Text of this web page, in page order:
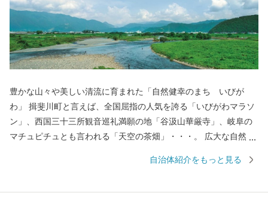
豊かな山々や美しい清流に育まれた「自然健幸のまち いびが
わ」 揖斐川町と言えば、全国屈指の人気を誇る「いびがわマラソ
ン」、西国三十三所観音巡礼満願の地「谷汲山華厳寺」、岐阜の
マチュピチュとも言われる「天空の茶畑」・・・。 広大な自然に
ともに支え合い知恵を出し合い、健康で幸せな暮らしを創りあげ
自治体紹介をもっと見る